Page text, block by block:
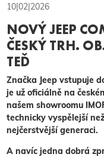
10|02|2026
NOVÝ JEEP
ČESKÝ TRH.
TEĎ
Značka Jeep vstupuje
je už oficiálně na
našem showroomu
technicky vyspělejší
nejčerstvější generaci.
A navíc jedna dobrá